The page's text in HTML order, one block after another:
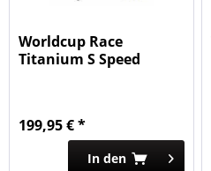
Worldcup Race
Titanium S Speed
199,95 € *
In den